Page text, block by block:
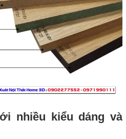
nhiều kiểu dáng và